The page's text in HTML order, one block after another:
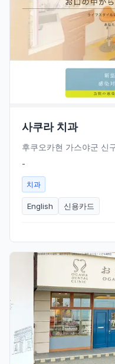
사쿠라 치과
후쿠오카현 가스야군 신
-
치과
English 신용카드